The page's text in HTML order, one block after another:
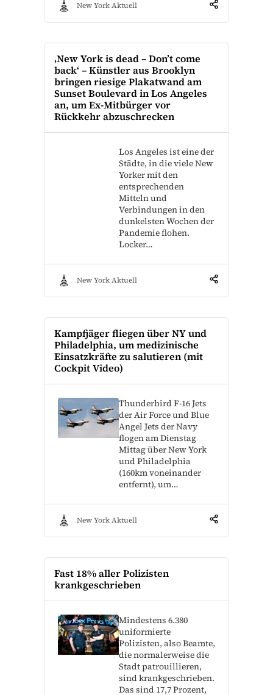
New York Aktuell
‚New York is dead – Don’t come
back‘ – Künstler aus Brooklyn
bringen riesige Plakatwand am
Sunset Boulevard in Los Angeles
an, um Ex-Mitbürger vor
Rückkehr abzuschrecken
Los Angeles ist eine der
Städte, in die viele New
Yorker mit den
entsprechenden
Mitteln und
Verbindungen in den
dunkelsten Wochen der
Pandemie flohen.
Locker…
New York Aktuell
Kampfjäger fliegen über NY und
Philadelphia, um medizinische
Einsatzkräfte zu salutieren (mit
Cockpit Video)
Thunderbird F-16 Jets
der Air Force und Blue
Angel Jets der Navy
flogen am Dienstag
Mittag über New York
und Philadelphia
(160km voneinander
entfernt), um…
New York Aktuell
Fast 18% aller Polizisten
krankgeschrieben
Mindestens 6.380
uniformierte
Polizisten, also Beamte,
die normalerweise die
Stadt patrouillieren,
sind krankgeschrieben.
Das sind 17,7 Prozent,